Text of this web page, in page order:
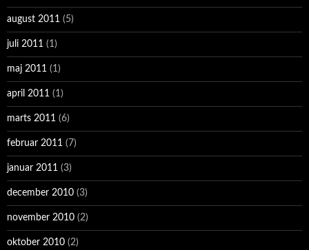
august 2011 (5)
juli 2011 (1)
maj 2011 (1)
april 2011 (1)
marts 2011 (6)
februar 2011 (7)
januar 2011 (3)
december 2010 (3)
november 2010 (2)
oktober 2010 (2)